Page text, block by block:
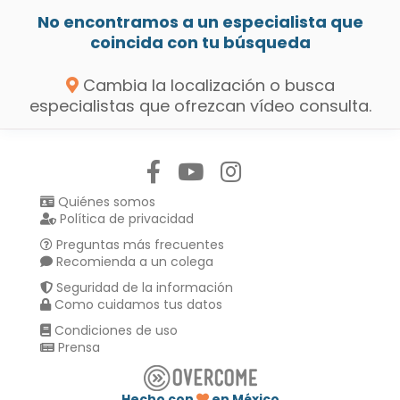
No encontramos a un especialista que
coincida con tu búsqueda
Cambia la localización o busca
especialistas que ofrezcan vídeo consulta.
Quiénes somos
Política de privacidad
Preguntas más frecuentes
Recomienda a un colega
Seguridad de la información
Como cuidamos tus datos
Condiciones de uso
Prensa